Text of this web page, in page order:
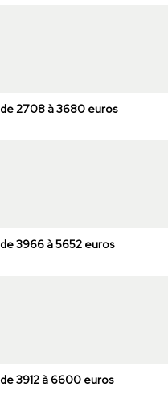
de 2708 à 3680 euros
de 3966 à 5652 euros
de 3912 à 6600 euros